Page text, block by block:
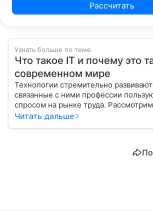
Рассчитать
Узнать больше по теме
Что такое IT и почему это
современном мире
Технологии стремительно
связанные с ними профессии
спросом на рынке труда.
специалисты, и узнаем, как попасть в
Читать дальше